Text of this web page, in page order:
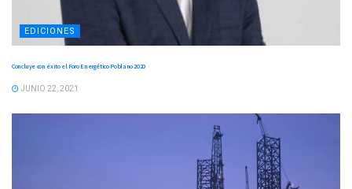
EDICIONES
Concluye con éxito el Foro Energético Poblano 2020
JUNIO 22, 2021